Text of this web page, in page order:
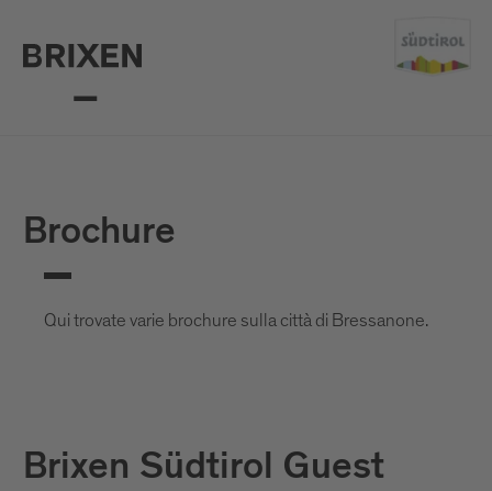
Brochure
Qui trovate varie brochure sulla città di Bressanone.
Brixen Südtirol Guest